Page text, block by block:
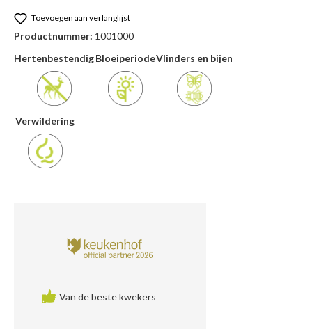
Toevoegen aan verlanglijst
Productnummer: 1001000
HertenbestendigBloeiperiodeVlinders en bijen
Verwildering
Van de beste kwekers